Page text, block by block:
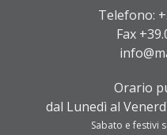
Telefono:
Fax
Orario
dal Lunedì al
Sabato e festivi